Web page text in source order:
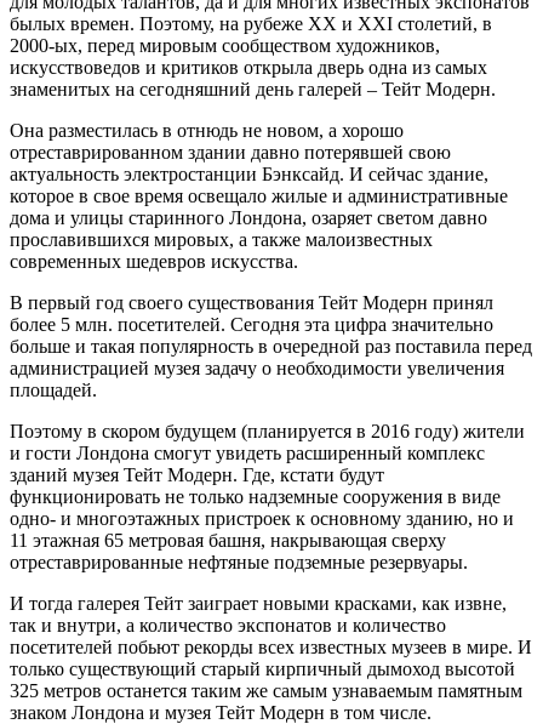
былых времен. Поэтому, на рубеже XX и XXI столетий, в
2000-ых, перед мировым сообществом художников,
искусствоведов и критиков открыла дверь одна из самых
знаменитых на сегодняшний день галерей – Тейт Модерн.
Она разместилась в отнюдь не новом, а хорошо
отреставрированном здании давно потерявшей свою
актуальность электростанции Бэнксайд. И сейчас здание,
которое в свое время освещало жилые и административные
дома и улицы старинного Лондона, озаряет светом давно
прославившихся мировых, а также малоизвестных
современных шедевров искусства.
В первый год своего существования Тейт Модерн принял
более 5 млн. посетителей. Сегодня эта цифра значительно
больше и такая популярность в очередной раз поставила перед
администрацией музея задачу о необходимости увеличения
площадей.
Поэтому в скором будущем (планируется в 2016 году) жители
и гости Лондона смогут увидеть расширенный комплекс
зданий музея Тейт Модерн. Где, кстати будут
функционировать не только надземные сооружения в виде
одно- и многоэтажных пристроек к основному зданию, но и
11 этажная 65 метровая башня, накрывающая сверху
отреставрированные нефтяные подземные резервуары.
И тогда галерея Тейт заиграет новыми красками, как извне,
так и внутри, а количество экспонатов и количество
посетителей побьют рекорды всех известных музеев в мире. И
только существующий старый кирпичный дымоход высотой
325 метров останется таким же самым узнаваемым памятным
знаком Лондона и музея Тейт Модерн в том числе.